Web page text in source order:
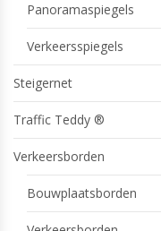
Panoramaspiegels
Verkeersspiegels
Steigernet
Traffic Teddy ®
Verkeersborden
Bouwplaatsborden